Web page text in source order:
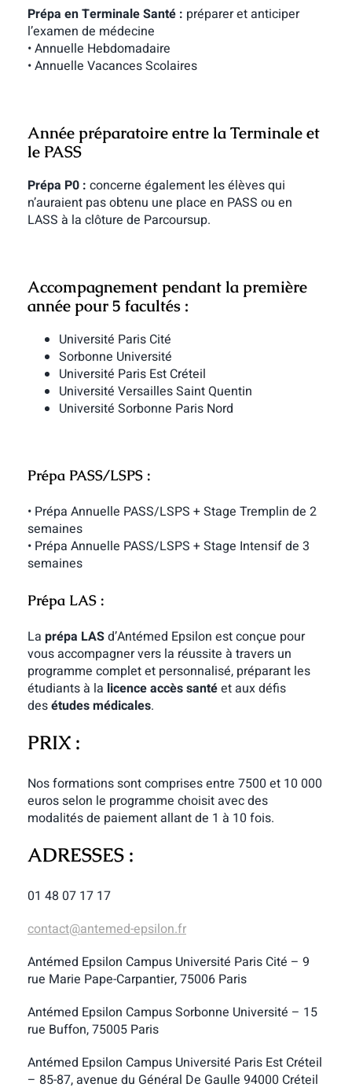
Prépa en Terminale Santé : préparer et anticiper
l’examen de médecine
• Annuelle Hebdomadaire
• Annuelle Vacances Scolaires
Année préparatoire entre la Terminale et
le PASS
Prépa P0 : concerne également les élèves qui
n’auraient pas obtenu une place en PASS ou en
LASS à la clôture de Parcoursup.
Accompagnement pendant la première
année pour 5 facultés :
Université Paris Cité
Sorbonne Université
Université Paris Est Créteil
Université Versailles Saint Quentin
Université Sorbonne Paris Nord
Prépa PASS/LSPS :
• Prépa Annuelle PASS/LSPS + Stage Tremplin de 2
semaines
• Prépa Annuelle PASS/LSPS + Stage Intensif de 3
semaines
Prépa LAS :
La prépa LASd’Antémed Epsilon est conçue pour
vous accompagner vers la réussite à travers un
programme complet et personnalisé, préparant les
étudiants à la licence accès santéet aux défis
desétudes médicales.
PRIX :
Nos formations sont comprises entre 7500 et 10 000
euros selon le programme choisit avec des
modalités de paiement allant de 1 à 10 fois.
ADRESSES :
01 48 07 17 17
contact@antemed-epsilon.fr
Antémed Epsilon Campus Université Paris Cité – 9
rue Marie Pape-Carpantier, 75006 Paris
Antémed Epsilon Campus Sorbonne Université – 15
rue Buffon, 75005 Paris
Antémed Epsilon Campus Université Paris Est Créteil
– 85-87, avenue du Général De Gaulle 94000 Créteil